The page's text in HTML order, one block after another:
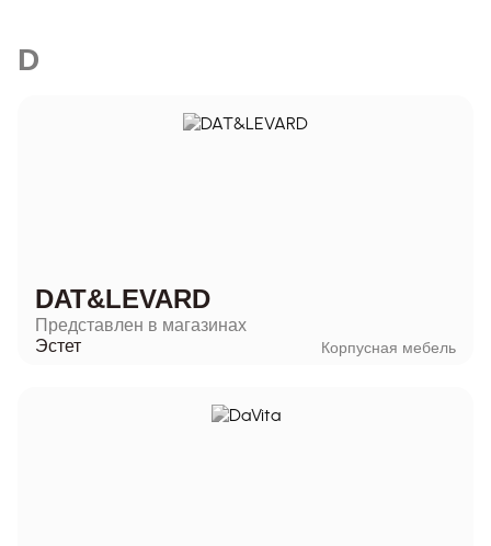
D
DAT&LEVARD
Представлен в магазинах
Эстет
Корпусная мебель